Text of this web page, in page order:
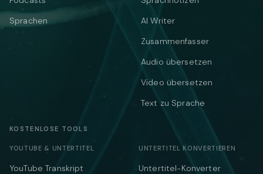
Sprachen
AI Writer
Zusammenfasser
Audio übersetzen
Video übersetzen
Text zu Sprache
KOSTENLOSE TOOLS
YOUTUBE & UNTERTITEL
YouTube Transkript
UNTERTITEL KONVERTIEREN
Untertitel-Konverter